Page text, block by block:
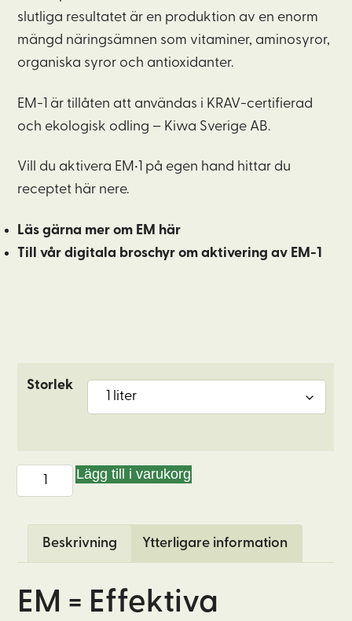
slutliga resultatet är en produktion av en enorm
mängd näringsämnen som vitaminer, aminosyror,
organiska syror och antioxidanter.
EM-1 är tillåten att användas i KRAV-certifierad
och ekologisk odling – Kiwa Sverige AB.
Vill du aktivera EM•1 på egen hand hittar du
receptet här nere.
Läs gärna mer om EM här
Till vår digitala broschyr om aktivering av EM-1
Storlek
EM•1
-
Effektiva
Mikroorganismer
mängd
Lägg till i varukorg
Beskrivning Ytterligare information
EM = Effektiva